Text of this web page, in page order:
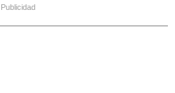
Publicidad